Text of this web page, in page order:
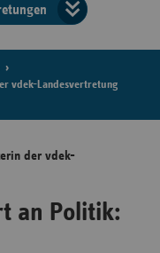
der
vdek-Landesvertretung
der vdek-
an Politik: